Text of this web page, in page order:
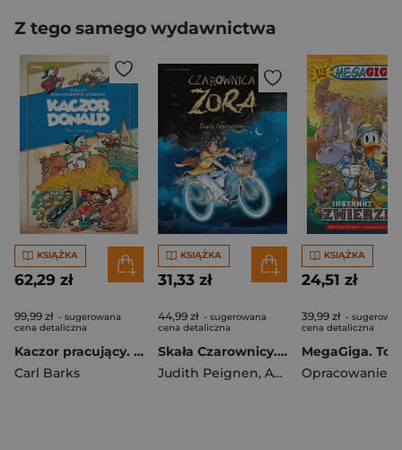
Z tego samego wydawnictwa
KSIĄŻKA
62,29 zł
99,99 zł - sugerowana
cena detaliczna
Kaczor pracujący. Wielcy bohaterowie Disneya. Kaczor Donald. Tom 3
Carl Barks
KSIĄŻKA
31,33 zł
44,99 zł - sugerowana
cena detaliczna
Skała Czarownicy. Czarownica Zora. Tom 5
Judith Peignen, Ariane Delrieu
KSIĄŻKA
24,51 zł
39,99 zł -
cena detaliczna